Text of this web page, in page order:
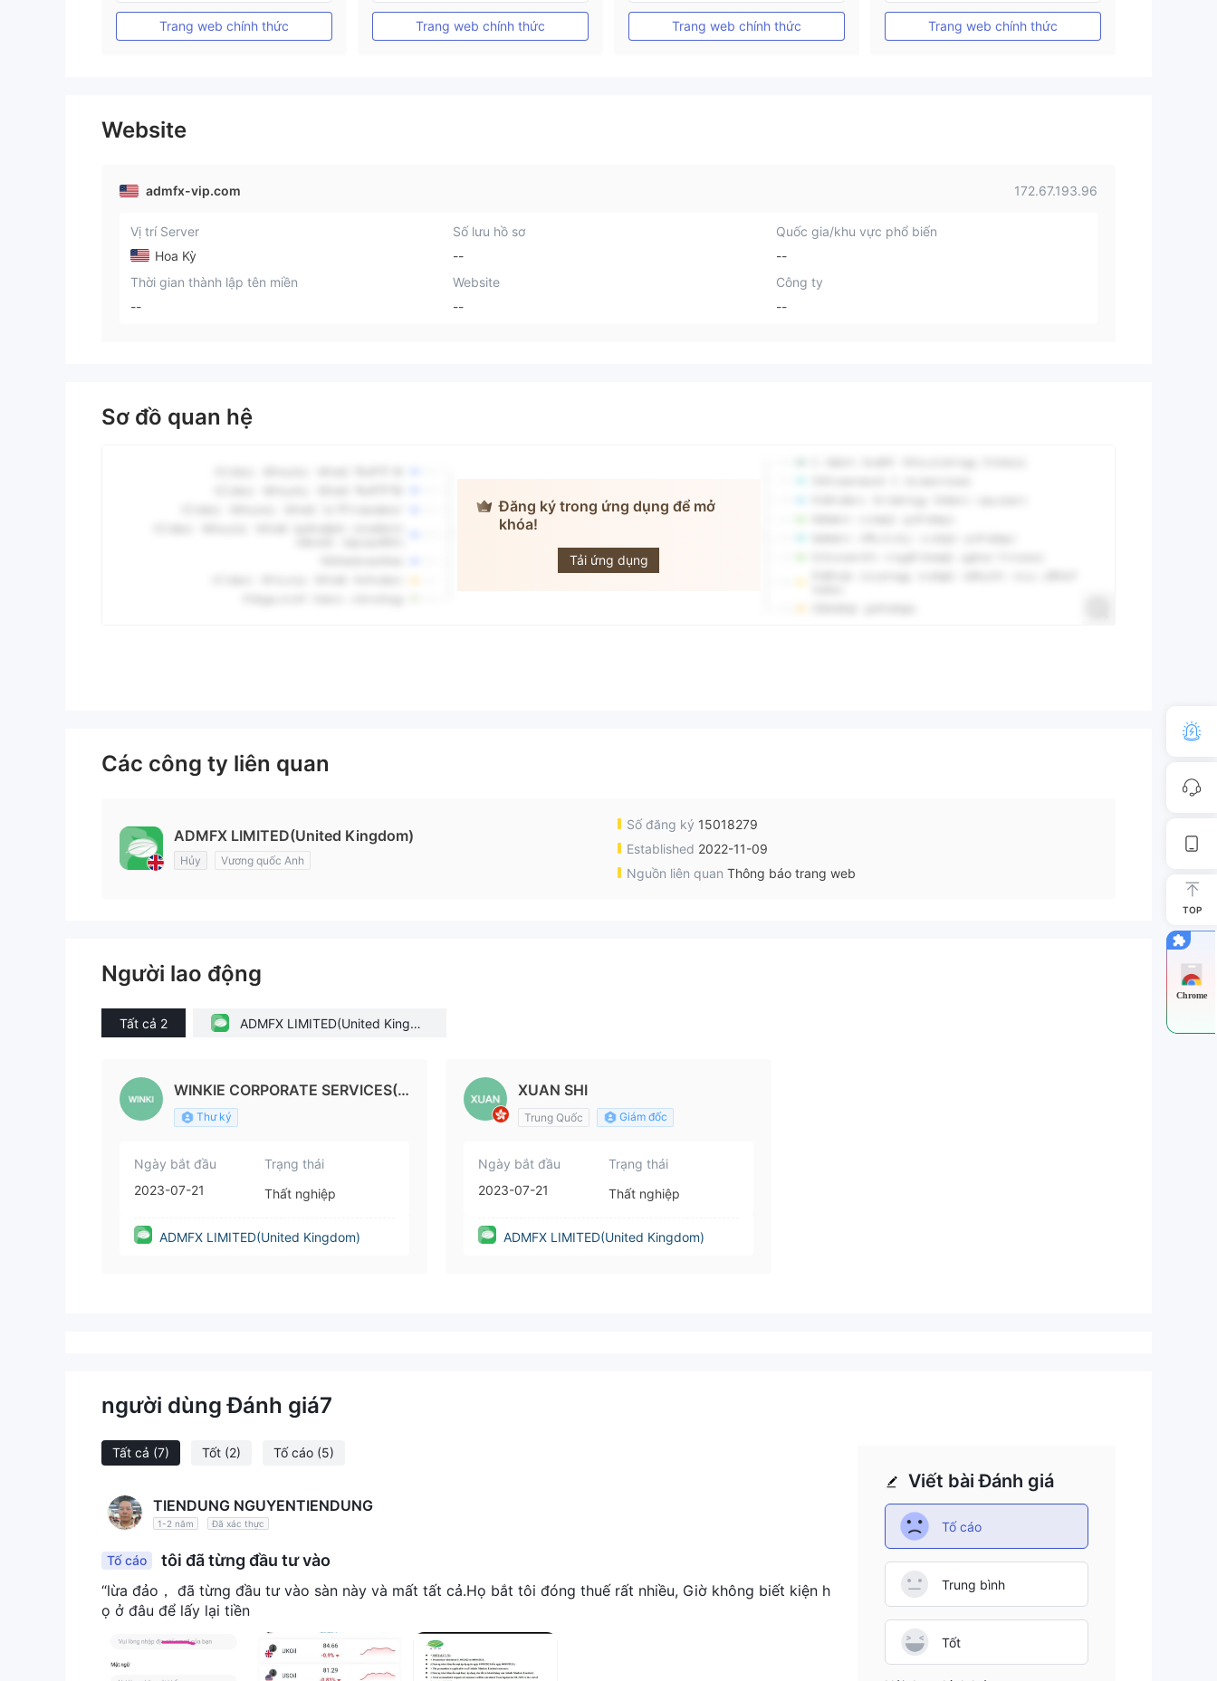
MT4 Chính thức
Trang web chính thức
MT4 Chính thức
Trang web chính thức
MT4 Chính thức
Trang web chính thức
MT4 Chính thức
Trang web chính thức
Website
admfx-vip.com 172.67.193.96
Vị trí Server
Hoa Kỳ
Số lưu hồ sơ
--
Quốc gia/khu vực phổ biến
--
Thời gian thành lập tên miền
--
Website
--
Công ty
--
Sơ đồ quan hệ
Đăng ký trong ứng dụng để mở
khóa!
Tải ứng dụng
Các công ty liên quan
ADMFX LIMITED(United Kingdom)
Hủy Vương quốc Anh
Số đăng ký 15018279
Established 2022-11-09
Nguồn liên quan Thông báo trang web
Người lao động
Tất cả 2
ADMFX LIMITED(United Kingdo
WINKIE CORPORATE SERVICES(U
K) LIMITED
Thư ký
Ngày bắt đầu
2023-07-21
Trạng thái
Thất nghiệp
ADMFX LIMITED(United Kingdom)
XUAN SHI
Trung Quốc Giám đốc
Ngày bắt đầu
2023-07-21
Trạng thái
Thất nghiệp
ADMFX LIMITED(United Kingdom)
người dùng Đánh giá7
Tất cả (7) Tốt (2) Tố cáo (5)
TIENDUNG NGUYENTIENDUNG
1-2 năm Đã xác thực
Tố cáo tôi đã từng đầu tư vào
“lừa đảo， đã từng đầu tư vào sàn này và mất tất cả.Họ bắt tôi đóng thuế rất nhiều, Giờ không biết kiện h
ọ ở đâu để lấy lại tiền
Viết bài Đánh giá
Tố cáo
Trung bình
Tốt
TOP
Chrome